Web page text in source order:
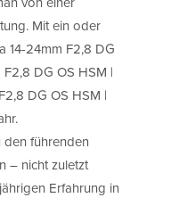
Mit ein oder
14-24mm F2,8 DG
DG OS HSM |
DG OS HSM |
den führenden
– nicht zuletzt
Erfahrung in